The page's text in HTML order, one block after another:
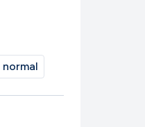
normal